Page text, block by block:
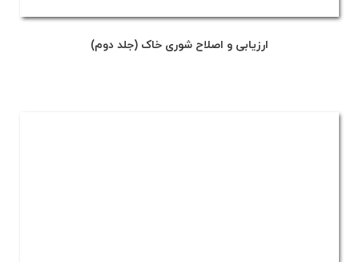
ارزیابی و اصلاح شوری خاک (جلد دوم)